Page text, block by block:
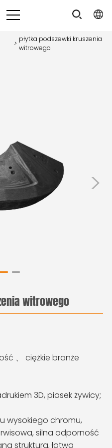
>
płytka podszewki kruszenia
witrowego
>
witrowego
、 ciężkie branże
3D, piasek żywicy;
wysokiego chromu,
silna odporność
struktura, łatwa